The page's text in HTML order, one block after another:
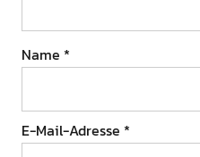
Name *
E-Mail-Adresse *